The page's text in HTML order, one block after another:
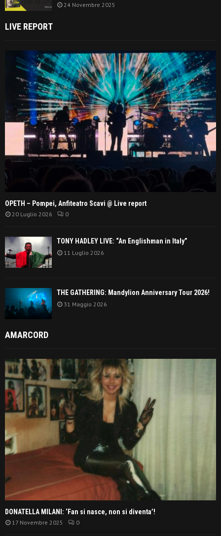
24 Novembre 2025
LIVE REPORT
OPETH – Pompei, Anfiteatro Scavi @ Live report
20 Luglio 2026 0
TONY HADLEY LIVE: “An Englishman in Italy”
11 Luglio 2026
THE GATHERING: Mandylion Anniversary Tour 2026!
31 Maggio 2026
AMARCORD
DONATELLA MILANI: ‘Fan si nasce, non si diventa’!
17 Novembre 2025 0